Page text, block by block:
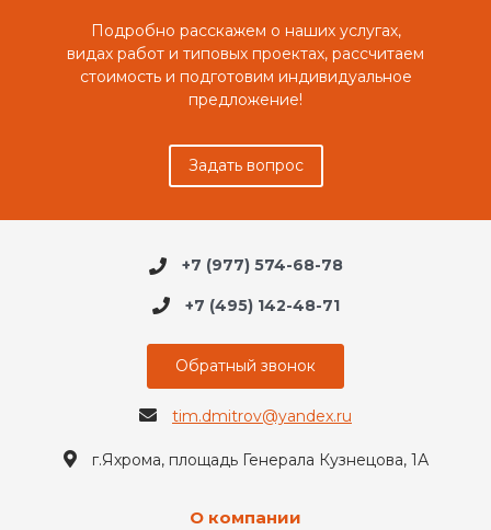
Подробно расскажем о наших услугах,
видах работ и типовых проектах, рассчитаем
стоимость и подготовим индивидуальное
предложение!
Задать вопрос
+7 (977) 574-68-78
+7 (495) 142-48-71
Обратный звонок
tim.dmitrov@yandex.ru
г.Яхрома, площадь Генерала Кузнецова, 1А
О компании